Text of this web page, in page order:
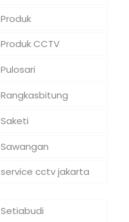
Produk
Produk CCTV
Pulosari
Rangkasbitung
Saketi
Sawangan
service cctv jakarta
Setiabudi